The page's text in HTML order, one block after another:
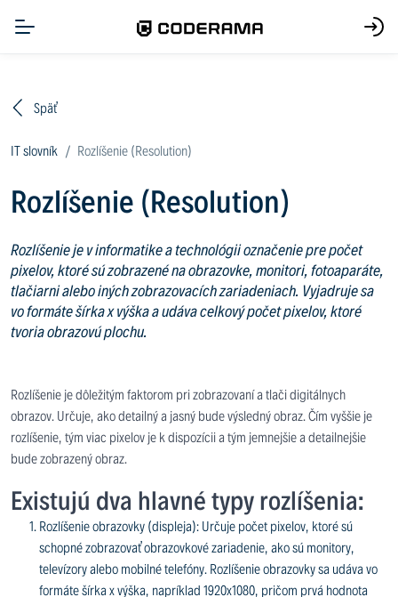
Späť
IT slovník Rozlíšenie (Resolution)
Rozlíšenie (Resolution)
Rozlíšenie je v informatike a technológii označenie pre počet
pixelov, ktoré sú zobrazené na obrazovke, monitori, fotoaparáte,
tlačiarni alebo iných zobrazovacích zariadeniach. Vyjadruje sa
vo formáte šírka x výška a udáva celkový počet pixelov, ktoré
tvoria obrazovú plochu.
Rozlíšenie je dôležitým faktorom pri zobrazovaní a tlači digitálnych
obrazov. Určuje, ako detailný a jasný bude výsledný obraz. Čím vyššie je
rozlíšenie, tým viac pixelov je k dispozícii a tým jemnejšie a detailnejšie
bude zobrazený obraz.
Existujú dva hlavné typy rozlíšenia:
Rozlíšenie obrazovky (displeja): Určuje počet pixelov, ktoré sú
schopné zobrazovať obrazovkové zariadenie, ako sú monitory,
televízory alebo mobilné telefóny. Rozlíšenie obrazovky sa udáva vo
formáte šírka x výška, napríklad 1920x1080, pričom prvá hodnota